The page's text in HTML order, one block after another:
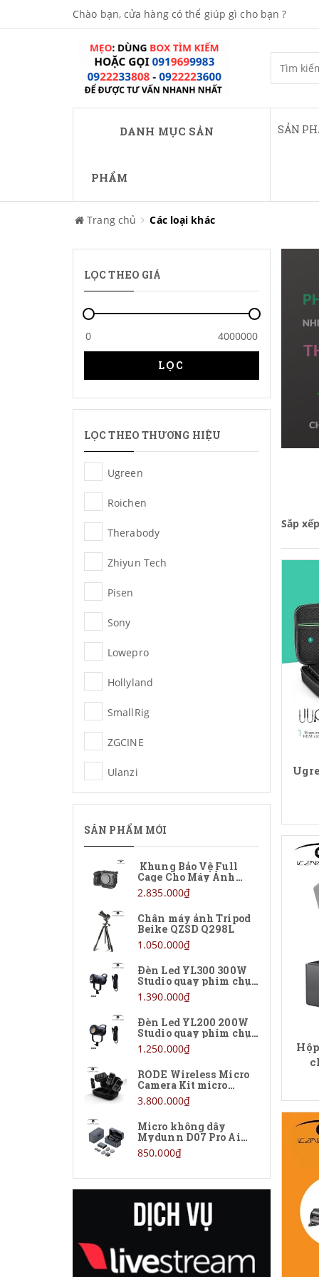
Chào bạn, cửa hàng có thể giúp gì cho bạn ?
DANH MỤC SẢN
PHẨM
SẢN
Trang chủ Các loại khác
Sắp
LỌC THEO GIÁ
LỌC
LỌC THEO THƯƠNG HIỆU
Ugreen
Roichen
Therabody
Zhiyun Tech
Pisen
Sony
Lowepro
Hollyland
SmallRig
ZGCINE
Ulanzi
Rode
Chưa phân loại
SẢN PHẨM MỚI
Khung Bảo Vệ Full
Cage Cho Máy Ảnh
Sony FX5
2.835.000₫
Chân máy ảnh Tripod
Beike QZSD Q298L
1.050.000₫
Đèn Led YL300 300W
Studio quay phim chụp
ảnh
1.390.000₫
Đèn Led YL200 200W
Studio quay phim chụp
ảnh
1.250.000₫
RODE Wireless Micro
Camera Kit micro
không dây chính hãng
3.800.000₫
Micro không dây
Mydunn D07 Pro Ai
chính hãng giá rẻ
850.000₫